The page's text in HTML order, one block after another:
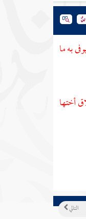
به ما
أختها
التالي